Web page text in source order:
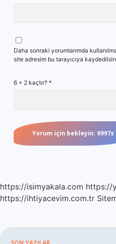
Daha sonraki yorumlarımda
site adresim bu tarayıcıya
6 + 2 kaçtır? *
https://isimyakala.com https://
https://ihtiyacevim.com.tr